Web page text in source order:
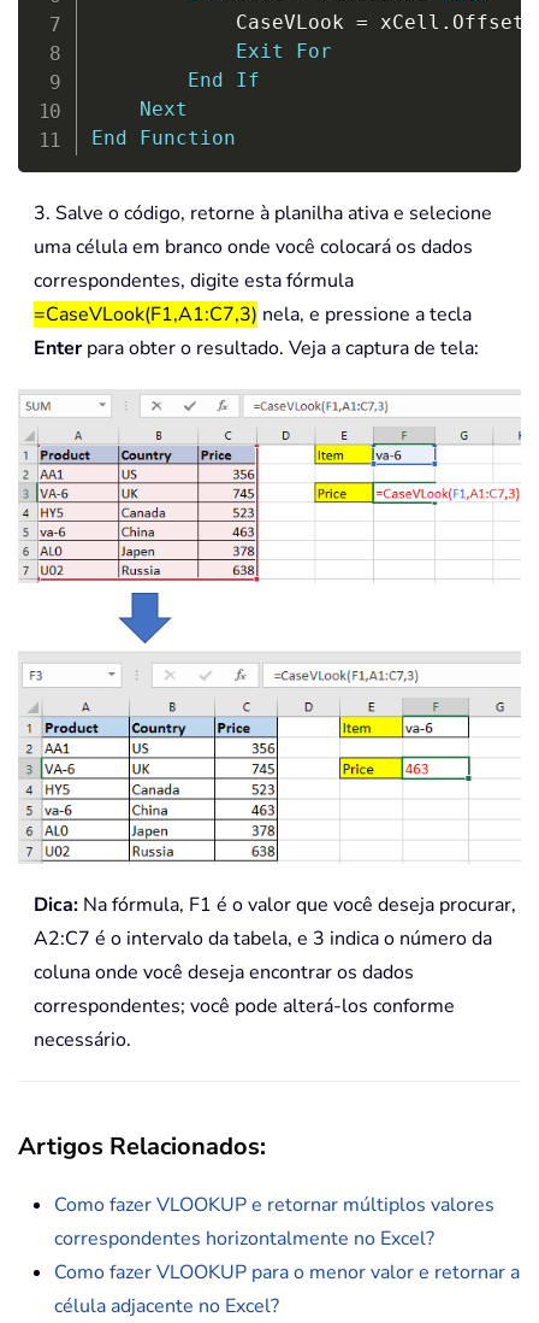
            CaseVLook
= xCell . Offset
Exit
For
End
If
Next
End
Function
3. Salve o código, retorne à planilha ativa e selecione
uma célula em branco onde você colocará os dados
correspondentes, digite esta fórmula
=CaseVLook(F1,A1:C7,3) nela, e pressione a tecla
Enterpara obter o resultado. Veja a captura de tela:
Dica: Na fórmula, F1 é o valor que você deseja procurar,
A2:C7 é o intervalo da tabela, e 3 indica o número da
coluna onde você deseja encontrar os dados
correspondentes; você pode alterá-los conforme
necessário.
Artigos Relacionados:
Como fazer VLOOKUP e retornar múltiplos valores
correspondentes horizontalmente no Excel?
Como fazer VLOOKUP para o menor valor e retornar a
célula adjacente no Excel?